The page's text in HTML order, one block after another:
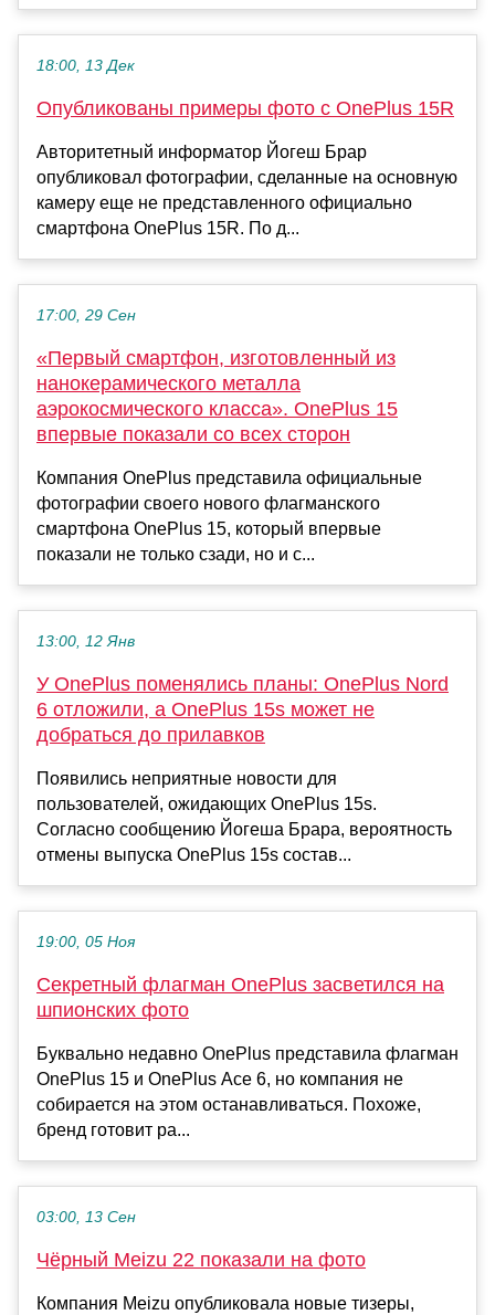
18:00, 13 Дек
Опубликованы примеры фото с OnePlus 15R
Авторитетный информатор Йогеш Брар
опубликовал фотографии, сделанные на основную
камеру еще не представленного официально
смартфона OnePlus 15R. По д...
17:00, 29 Сен
«Первый смартфон, изготовленный из
нанокерамического металла
аэрокосмического класса». OnePlus 15
впервые показали со всех сторон
Компания OnePlus представила официальные
фотографии своего нового флагманского
смартфона OnePlus 15, который впервые
показали не только сзади, но и с...
13:00, 12 Янв
У OnePlus поменялись планы: OnePlus Nord
6 отложили, а OnePlus 15s может не
добраться до прилавков
Появились неприятные новости для
пользователей, ожидающих OnePlus 15s.
Согласно сообщению Йогеша Брара, вероятность
отмены выпуска OnePlus 15s состав...
19:00, 05 Ноя
Секретный флагман OnePlus засветился на
шпионских фото
Буквально недавно OnePlus представила флагман
OnePlus 15 и OnePlus Ace 6, но компания не
собирается на этом останавливаться. Похоже,
бренд готовит ра...
03:00, 13 Сен
Чёрный Meizu 22 показали на фото
Компания Meizu опубликовала новые тизеры,